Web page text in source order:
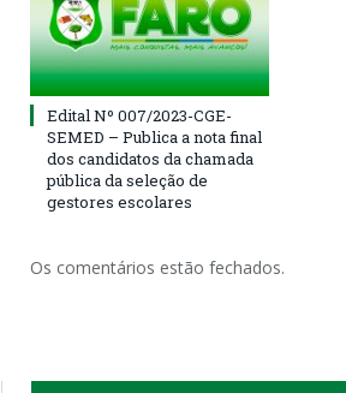
Edital Nº 007/2023-CGE-
SEMED – Publica a nota final
dos candidatos da chamada
pública da seleção de
gestores escolares
Os comentários estão fechados.